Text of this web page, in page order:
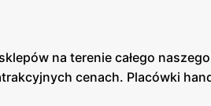
na terenie całego naszego
cenach. Placówki
i rzeczowym